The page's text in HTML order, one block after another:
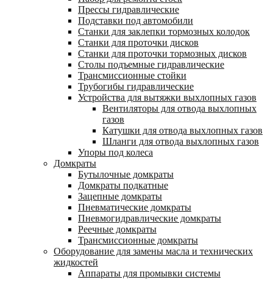
Прессы гидравлические
Подставки под автомобили
Станки для заклепки тормозных колодок
Станки для проточки дисков
Станки для проточки тормозных дисков
Столы подъемные гидравлические
Трансмиссионные стойки
Трубогибы гидравлические
Устройства для вытяжки выхлопных газов
Вентиляторы для отвода выхлопных
газов
Катушки для отвода выхлопных газов
Шланги для отвода выхлопных газов
Упоры под колеса
Домкраты
Бутылочные домкраты
Домкраты подкатные
Зацепные домкраты
Пневматические домкраты
Пневмогидравлические домкраты
Реечные домкраты
Трансмиссионные домкраты
Оборудование для замены масла и технических
жидкостей
Аппараты для промывки системы